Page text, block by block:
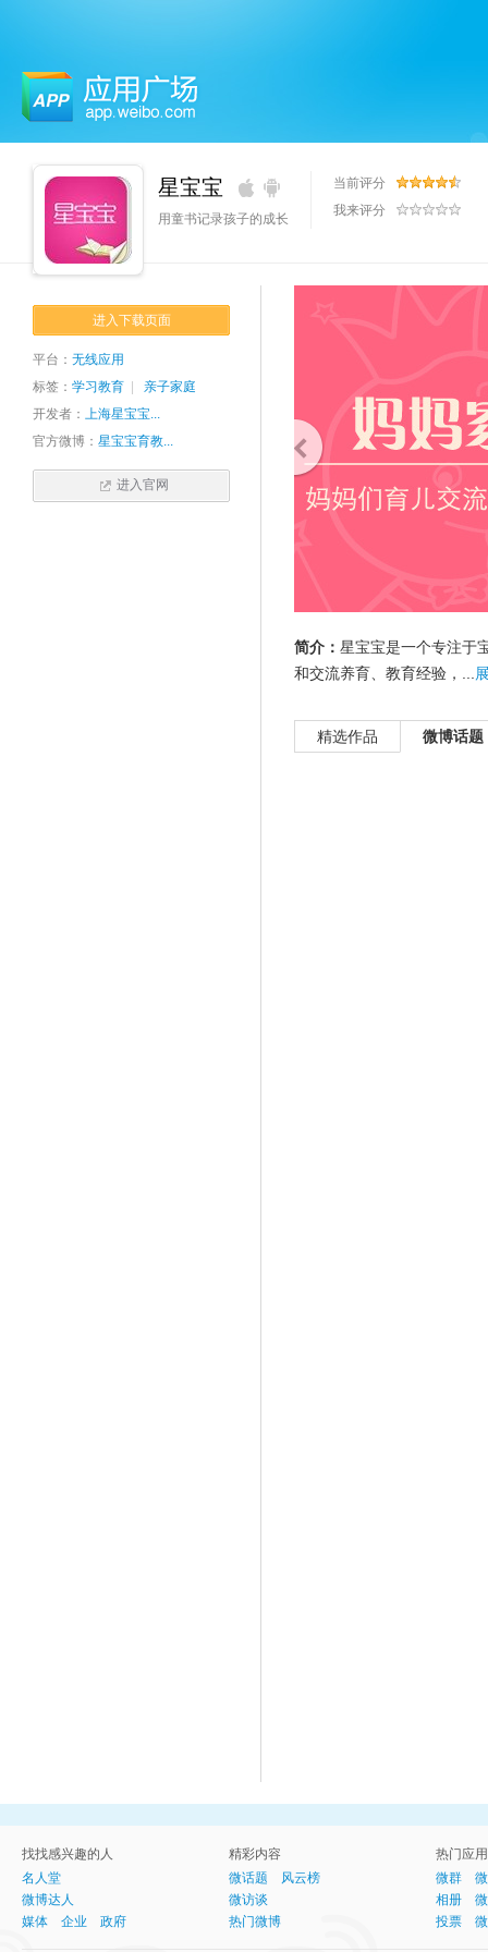
应用广场 星宝宝
用童书记录孩子的成长
当前评分
我来评分
进入下载页面
平台： 无线应用
标签： 学习教育
亲子家庭
开发者： 上海星宝宝...
官方微博： 星宝宝育教...
进入官网
简介： 星宝宝是一个专注于
和交流养育、教育经验，...
精选作品 微博话题
找找感兴趣的人
名人堂
微博达人
媒体
企业 政府
精彩内容
微话题
风云榜
微访谈
热门微博
热门应用
微群
相册
投票